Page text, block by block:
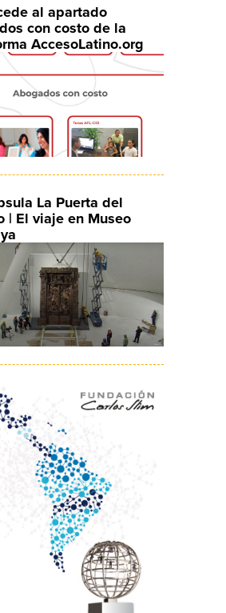
al apartado
con costo de la
AccesoLatino.org
La Puerta del
| El viaje en Museo